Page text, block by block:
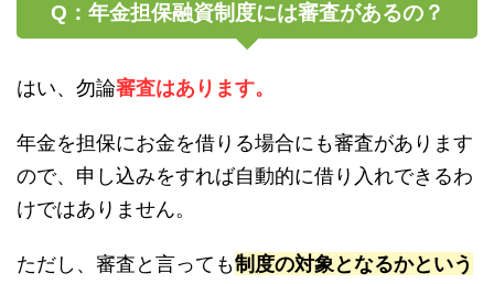
Q：年金担保融資制度には審査があるの？
はい、勿論審査はあります。
年金を担保にお金を借りる場合にも審査があります
ので、申し込みをすれば自動的に借り入れできるわ
けではありません。
ただし、審査と言っても制度の対象となるかという